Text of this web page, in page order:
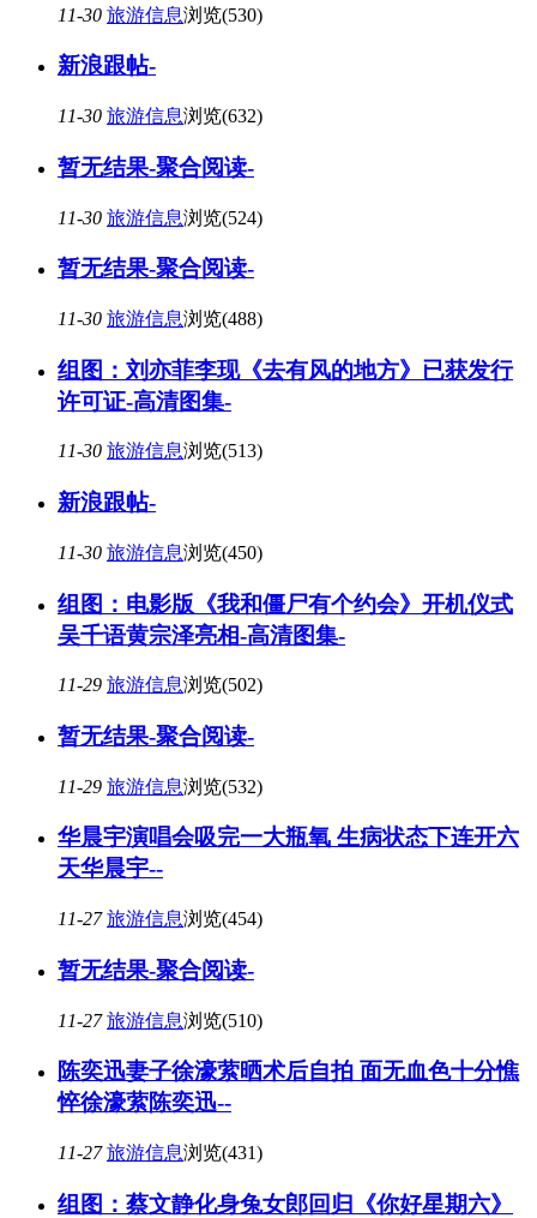
11-30 旅游信息浏览(530)
新浪跟帖-
11-30 旅游信息浏览(632)
暂无结果-聚合阅读-
11-30 旅游信息浏览(524)
暂无结果-聚合阅读-
11-30 旅游信息浏览(488)
组图：刘亦菲李现《去有风的地方》已获发行
许可证-高清图集-
11-30 旅游信息浏览(513)
新浪跟帖-
11-30 旅游信息浏览(450)
组图：电影版《我和僵尸有个约会》开机仪式
吴千语黄宗泽亮相-高清图集-
11-29 旅游信息浏览(502)
暂无结果-聚合阅读-
11-29 旅游信息浏览(532)
华晨宇演唱会吸完一大瓶氧 生病状态下连开六
天华晨宇--
11-27 旅游信息浏览(454)
暂无结果-聚合阅读-
11-27 旅游信息浏览(510)
陈奕迅妻子徐濠萦晒术后自拍 面无血色十分憔
悴徐濠萦陈奕迅--
11-27 旅游信息浏览(431)
组图：蔡文静化身兔女郎回归《你好星期六》